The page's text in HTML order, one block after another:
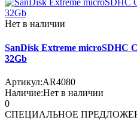
Нет в наличии
SanDisk Extreme microSDHC
32Gb
Артикул:AR4080
Наличие:Нет в наличии
0
СПЕЦИАЛЬНОЕ